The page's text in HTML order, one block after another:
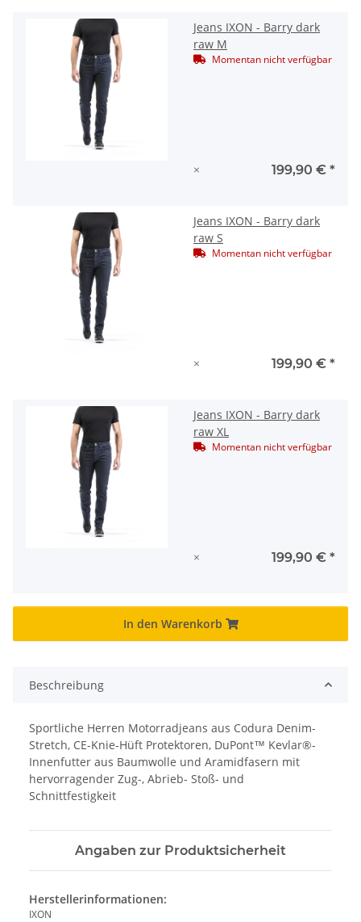
Jeans IXON - Barry dark
raw M
Momentan nicht verfügbar
× 199,90 € *
Jeans IXON - Barry dark
raw S
Momentan nicht verfügbar
× 199,90 € *
Jeans IXON - Barry dark
raw XL
Momentan nicht verfügbar
× 199,90 € *
In den Warenkorb
Beschreibung
Sportliche Herren Motorradjeans aus Codura Denim-
Stretch, CE-Knie-Hüft Protektoren, DuPont™ Kevlar®-
Innenfutter aus Baumwolle und Aramidfasern mit
hervorragender Zug-, Abrieb- Stoß- und
Schnittfestigkeit
Angaben zur Produktsicherheit
Herstellerinformationen:
IXON